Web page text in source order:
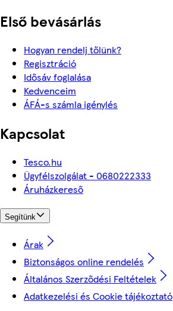
Első bevásárlás
Hogyan rendelj tőlünk?
Regisztráció
Idősáv foglalása
Kedvenceim
ÁFÁ-s számla igénylés
Kapcsolat
Tesco.hu
Ügyfélszolgálat - 0680222333
Áruházkereső
Segítünk
Árak
Biztonságos online rendelés
Általános Szerződési Feltételek
Adatkezelési és Cookie tájékoztató